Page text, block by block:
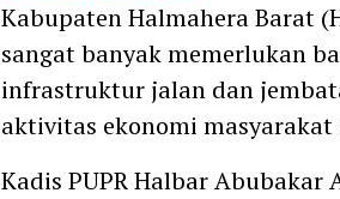
Kabupaten Halmahera Barat
sangat banyak memerlukan
infrastruktur jalan dan
aktivitas ekonomi
Kadis PUPR Halbar Abubakar